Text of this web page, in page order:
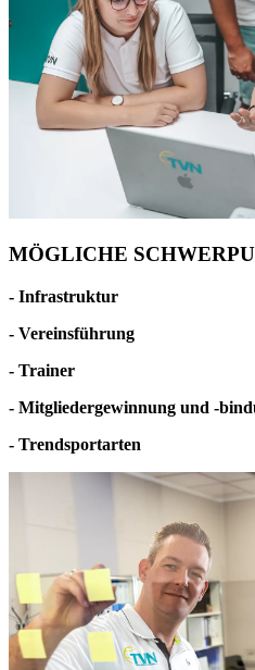
MÖGLICHE
- Infrastruktur
- Vereinsführung
- Trainer
- Mitgliedergewinnung und -
- Trendsportarten